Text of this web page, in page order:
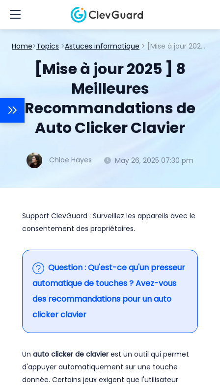
Home>Topics >Astuces informatique > [Mise à jour 2025 ] 8 Meilleures Recommandations de Auto Clicker Clavier
[Mise à jour 2025 ] 8
Meilleures
Recommandations de
Auto Clicker Clavier
Chloe Hayes May 26, 2025 07:30 pm
Support ClevGuard : Surveillez les appareils avec le
consentement des propriétaires.
Question : Qu'est-ce qu'un presseur
automatique de touches ? Avez-vous
des recommandations pour un auto
clicker clavier
Un auto clicker de clavier est un outil qui permet
d'appuyer automatiquement sur une touche
donnée. Certains jeux exigent que l'utilisateur